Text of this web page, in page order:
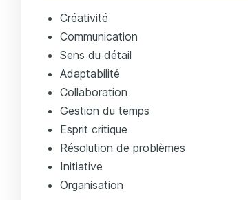
Créativité
Communication
Sens du détail
Adaptabilité
Collaboration
Gestion du temps
Esprit critique
Résolution de problèmes
Initiative
Organisation